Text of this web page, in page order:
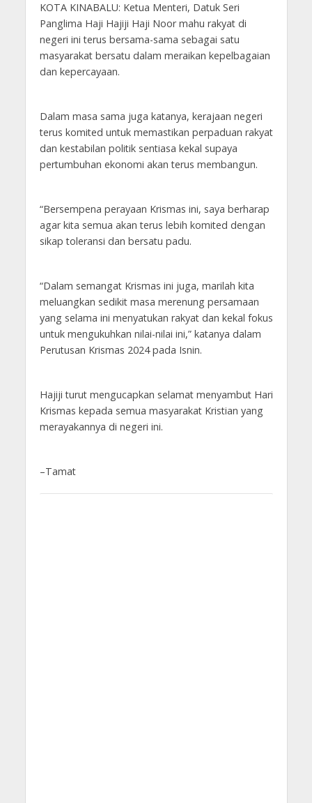
KOTA KINABALU: Ketua Menteri, Datuk Seri
Panglima Haji Hajiji Haji Noor mahu rakyat di
negeri ini terus bersama-sama sebagai satu
masyarakat bersatu dalam meraikan kepelbagaian
dan kepercayaan.
Dalam masa sama juga katanya, kerajaan negeri
terus komited untuk memastikan perpaduan rakyat
dan kestabilan politik sentiasa kekal supaya
pertumbuhan ekonomi akan terus membangun.
“Bersempena perayaan Krismas ini, saya berharap
agar kita semua akan terus lebih komited dengan
sikap toleransi dan bersatu padu.
“Dalam semangat Krismas ini juga, marilah kita
meluangkan sedikit masa merenung persamaan
yang selama ini menyatukan rakyat dan kekal fokus
untuk mengukuhkan nilai-nilai ini,” katanya dalam
Perutusan Krismas 2024 pada Isnin.
Hajiji turut mengucapkan selamat menyambut Hari
Krismas kepada semua masyarakat Kristian yang
merayakannya di negeri ini.
–Tamat